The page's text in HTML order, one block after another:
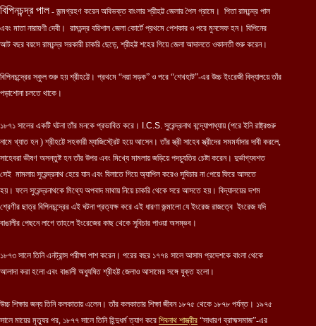
বিপিনচন্দ্র পাল- জন্মগ্রহণ করেন অবিভক্ত বাংলার শ্রীহট্ট জেলার পৈল গ্রামে। পিতা রামচন্দ্র পাল
এবং মাতা নারায়ণী দেবী। রামচন্দ্র বরিশাল জেলা কোর্টে প্রথমে পেশকার ও পরে মুনসেফ হন। বিপিনের
আট বছর বয়সে রামচন্দ্র সরকারী চাকরি ছেড়ে, শ্রীহট্ট শহের গিয়ে জেলা আদালতে ওকালতী শুরু করেন।
বিপিনচন্দ্রের স্কুল শুরু হয় শ্রীহট্টে। প্রথমে “নয়া সড়ক” ও পরে “শেখহাট”-এর উচ্চ ইংরেজী বিদ্যালয়ে তাঁর
পড়াশোনা চলতে থাকে।
১৮৭১ সালের একটি ঘটনা তাঁর মনকে প্রভাবিত করে। I.C.S. সুরেন্দ্রনাথ বন্দ্যোপাধ্যায় (পরে ইনি রাষ্ট্রগুরু
নামে খ্যাত হন ) শ্রীহট্টে সহকারী ম্যাজিস্ট্রেট হয়ে আসেন। তাঁর স্ত্রী সাহেব স্ত্রীদের সমমর্যাদার দাবী করলে,
সাহেবরা ভীষণ অসন্তুষ্ট হন তাঁর উপর এবং মিখ্যে মামলায় জড়িয়ে পদচ্যুতির চেষ্টা করেন। দুর্ভাগ্যবশত
সেই মামলায় সুরেন্দ্রনাথ হেরে যান এবং বিলাতে গিয়ে অ্যাপিল করেও সুবিচার না পেয়ে ফিরে আসতে
হয়। ফলে সুরেন্দ্রনাথকে মিথ্যে অপবাদ মাথায় নিয়ে চাকরি থেকে সরে আসতে হয়। বিদ্যালয়ের দশম
শ্রেণীর ছাত্র বিপিনচন্দ্রের এই ঘটনা প্রত্যক্ষ করে এই ধারণা জন্মালো যে ইংরেজ রাজত্বে ইংরেজ যদি
বাঙালীর পেছনে লাগে তাহলে ইংরেজের কাছ থেকে সুবিচার পাওয়া অসম্ভব।
১৮৭৩ সালে তিনি এনট্রান্স পরীক্ষা পাশ করেন। পরের বছর ১৭৭৪ সালে আসাম প্রদেশকে বাংলা থেকে
আলাদা করা হলো এবং বাঙালী অধ্যুষিত শ্রীহট্ট জেলাও আসামের সঙ্গে যুক্ত হলো।
উচ্চ শিক্ষার জন্য তিনি কলকাতায় এলেন। তাঁর কলকাতার শিক্ষা জীবন ১৮৭৫ থেকে ১৮৭৮ পর্যন্ত। ১৯৭৫
সালে মায়ের মৃত্যুর পর, ১৮৭৭ সালে তিনি হিন্দুধর্ম ত্যাগ করে শিবনাথ শাস্ত্রীর “সাধারণ ব্রাহ্মসমাজ”-এর